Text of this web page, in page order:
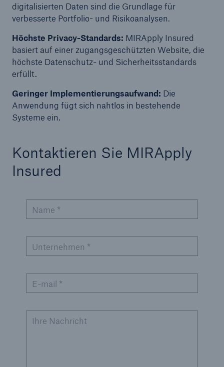
digitalisierten Daten sind die Grundlage für
verbesserte Portfolio- und Risikoanalysen.
Höchste Privacy-Standards: MIRApply Insured
basiert auf einer zugangsgeschützten Website, die
höchste Datenschutz- und Sicherheitsstandards
erfüllt.
Geringer Implementierungsaufwand: Die
Anwendung fügt sich nahtlos in bestehende
Systeme ein.
Kontaktieren Sie MIRApply
Insured
Name *
Unternehmen *
E-mail *
Ihre Nachricht
Rückversicherung Leben/Gesundheit
MIRA Digital Suite
Lösungen
Navigation schließen oder Escape-Taste drücken